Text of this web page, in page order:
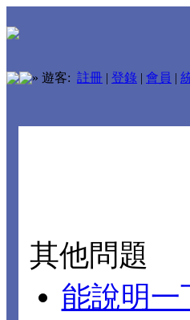
» 遊客: 註冊 | 登錄 | 會員 |
其他問題
能說明一